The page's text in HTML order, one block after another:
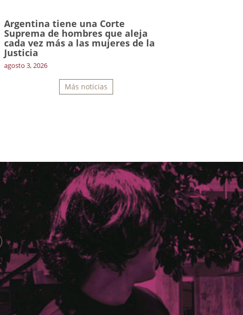
Argentina tiene una Corte
Suprema de hombres que aleja
cada vez más a las mujeres de la
Justicia
agosto 3, 2026
Más noticias